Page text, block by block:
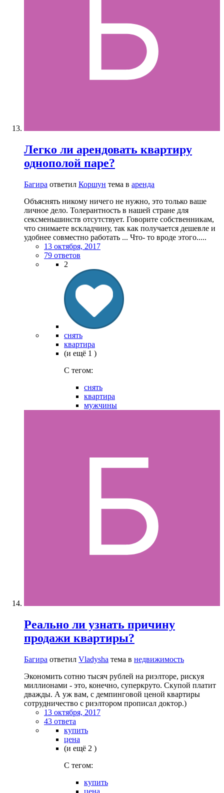
Легко ли арендовать квартиру
однополой паре?
Багира ответил Коршун тема в аренда
Объяснять никому ничего не нужно, это только ваше
личное дело. Толерантность в нашей стране для
сексменьшинств отсутствует. Говорите собственникам,
что снимаете вскладчину, так как получается дешевле и
удобнее совместно работать ... Что- то вроде этого.....
13 октября, 2017
79 ответов
2
снять
квартира
(и ещё 1 )
C тегом:
снять
квартира
мужчины
Реально ли узнать причину
продажи квартиры?
Багира ответил Vladysha тема в недвижимость
Экономить сотню тысяч рублей на риэлторе, рискуя
миллионами - это, конечно, суперкруто. Скупой платит
дважды. А уж вам, с демпинговой ценой квартиры
сотрудничество с риэлтором прописал доктор.)
13 октября, 2017
43 ответа
купить
цена
(и ещё 2 )
C тегом:
купить
цена